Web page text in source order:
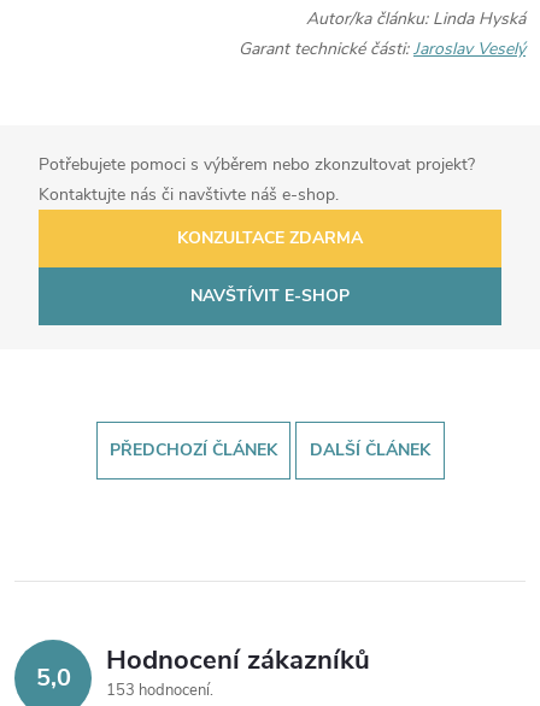
Autor/ka článku: Linda Hyská
Garant technické části:Jaroslav Veselý
Potřebujete pomoci s výběrem nebo zkonzultovat projekt?
Kontaktujte nás či navštivte náš e-shop.
KONZULTACE ZDARMA
NAVŠTÍVIT E-SHOP
PŘEDCHOZÍ ČLÁNEK DALŠÍ ČLÁNEK
5,0 Hodnocení zákazníků
153 hodnocení